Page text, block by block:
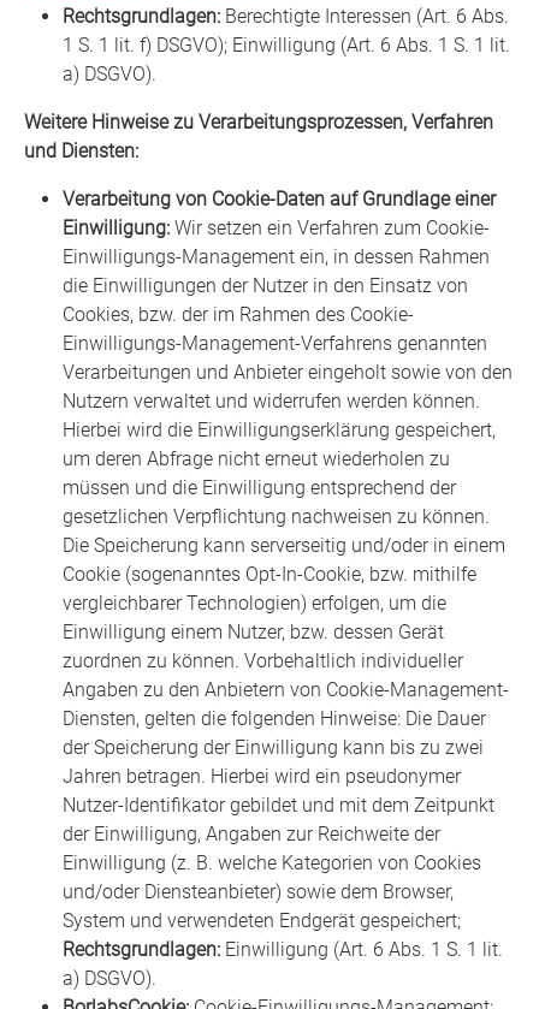
Rechtsgrundlagen: Berechtigte Interessen (Art. 6 Abs.
1 S. 1 lit. f) DSGVO); Einwilligung (Art. 6 Abs. 1 S. 1 lit.
a) DSGVO).
Weitere Hinweise zu Verarbeitungsprozessen, Verfahren
und Diensten:
Verarbeitung von Cookie-Daten auf Grundlage einer
Einwilligung: Wir setzen ein Verfahren zum Cookie-
Einwilligungs-Management ein, in dessen Rahmen
die Einwilligungen der Nutzer in den Einsatz von
Cookies, bzw. der im Rahmen des Cookie-
Einwilligungs-Management-Verfahrens genannten
Verarbeitungen und Anbieter eingeholt sowie von den
Nutzern verwaltet und widerrufen werden können.
Hierbei wird die Einwilligungserklärung gespeichert,
um deren Abfrage nicht erneut wiederholen zu
müssen und die Einwilligung entsprechend der
gesetzlichen Verpflichtung nachweisen zu können.
Die Speicherung kann serverseitig und/oder in einem
Cookie (sogenanntes Opt-In-Cookie, bzw. mithilfe
vergleichbarer Technologien) erfolgen, um die
Einwilligung einem Nutzer, bzw. dessen Gerät
zuordnen zu können. Vorbehaltlich individueller
Angaben zu den Anbietern von Cookie-Management-
Diensten, gelten die folgenden Hinweise: Die Dauer
der Speicherung der Einwilligung kann bis zu zwei
Jahren betragen. Hierbei wird ein pseudonymer
Nutzer-Identifikator gebildet und mit dem Zeitpunkt
der Einwilligung, Angaben zur Reichweite der
Einwilligung (z. B. welche Kategorien von Cookies
und/oder Diensteanbieter) sowie dem Browser,
System und verwendeten Endgerät gespeichert;
Rechtsgrundlagen: Einwilligung (Art. 6 Abs. 1 S. 1 lit.
a) DSGVO).